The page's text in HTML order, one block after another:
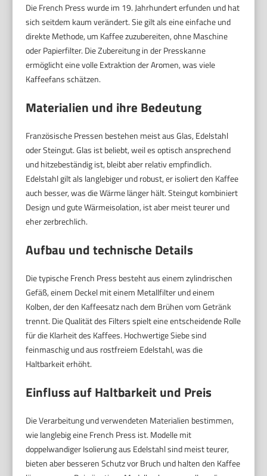
Die French Press wurde im 19. Jahrhundert erfunden und hat
sich seitdem kaum verändert. Sie gilt als eine einfache und
direkte Methode, um Kaffee zuzubereiten, ohne Maschine
oder Papierfilter. Die Zubereitung in der Presskanne
ermöglicht eine volle Extraktion der Aromen, was viele
Kaffeefans schätzen.
Materialien und ihre Bedeutung
Französische Pressen bestehen meist aus Glas, Edelstahl
oder Steingut. Glas ist beliebt, weil es optisch ansprechend
und hitzebeständig ist, bleibt aber relativ empfindlich.
Edelstahl gilt als langlebiger und robust, er isoliert den Kaffee
auch besser, was die Wärme länger hält. Steingut kombiniert
Design und gute Wärmeisolation, ist aber meist teurer und
eher zerbrechlich.
Aufbau und technische Details
Die typische French Press besteht aus einem zylindrischen
Gefäß, einem Deckel mit einem Metallfilter und einem
Kolben, der den Kaffeesatz nach dem Brühen vom Getränk
trennt. Die Qualität des Filters spielt eine entscheidende Rolle
für die Klarheit des Kaffees. Hochwertige Siebe sind
feinmaschig und aus rostfreiem Edelstahl, was die
Haltbarkeit erhöht.
Einfluss auf Haltbarkeit und Preis
Die Verarbeitung und verwendeten Materialien bestimmen,
wie langlebig eine French Press ist. Modelle mit
doppelwandiger Isolierung aus Edelstahl sind meist teurer,
bieten aber besseren Schutz vor Bruch und halten den Kaffee